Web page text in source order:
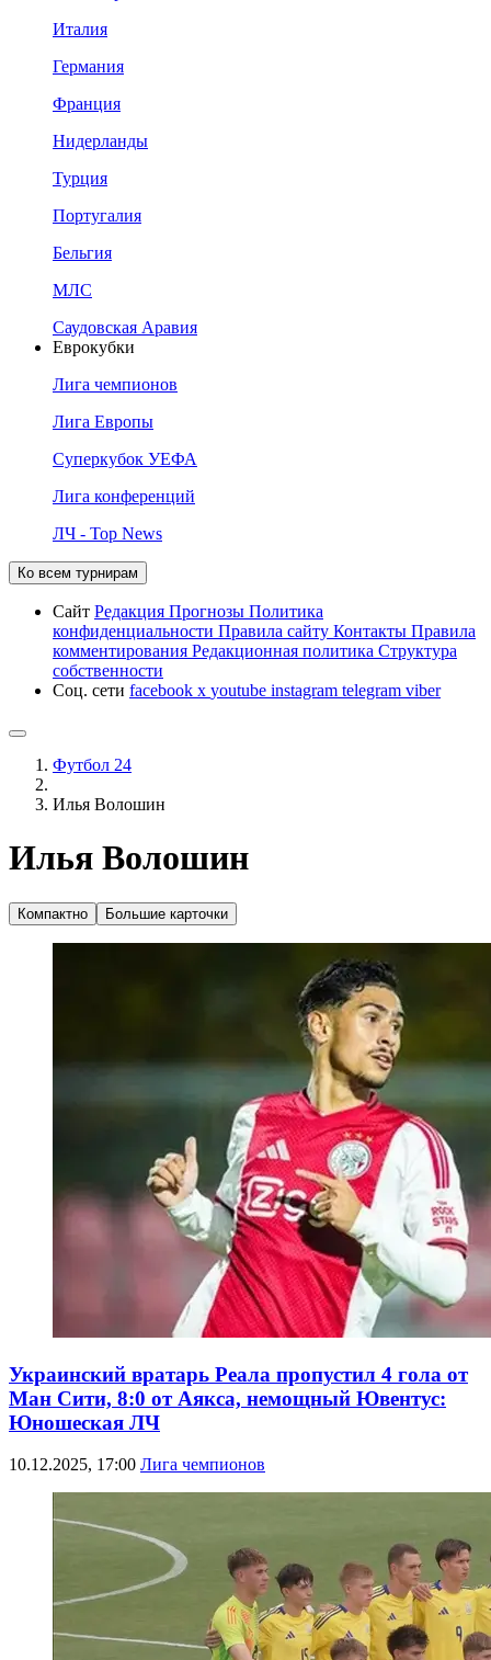
Италия
Германия
Франция
Нидерланды
Турция
Португалия
Бельгия
МЛС
Саудовская Аравия
Еврокубки
Лига чемпионов
Лига Европы
Суперкубок УЕФА
Лига конференций
ЛЧ - Top News
Ко всем турнирам
Сайт Редакция Прогнозы Политика
конфиденциальности Правила сайту Контакты Правила
комментирования Редакционная политика Структура
собственности
Соц. сети facebook x youtube instagram telegram viber
Футбол 24
Илья Волошин
Илья Волошин
Компактно Большие карточки
Украинский вратарь Реала пропустил 4 гола от
Ман Сити, 8:0 от Аякса, немощный Ювентус:
Юношеская ЛЧ
10.12.2025, 17:00 Лига чемпионов